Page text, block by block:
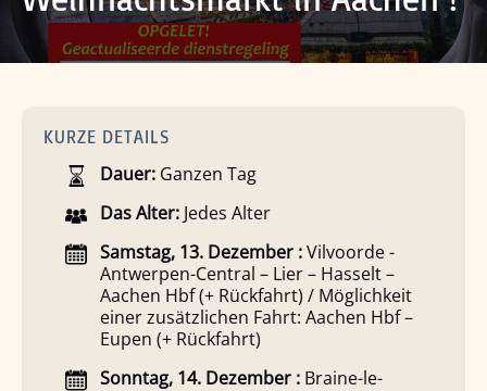
KURZE DETAILS
Dauer: Ganzen Tag
Das Alter: Jedes Alter
Samstag, 13. Dezember :Vilvoorde -
Antwerpen-Central – Lier – Hasselt –
Aachen Hbf (+ Rückfahrt) / Möglichkeit
einer zusätzlichen Fahrt: Aachen Hbf –
Eupen (+ Rückfahrt)
Sonntag, 14. Dezember : Braine-le-